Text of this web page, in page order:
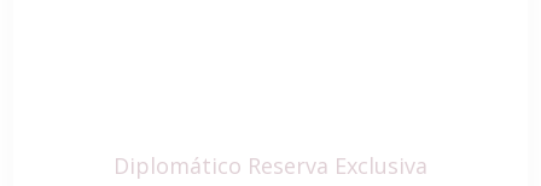
Diplomático Reserva Exclusiva